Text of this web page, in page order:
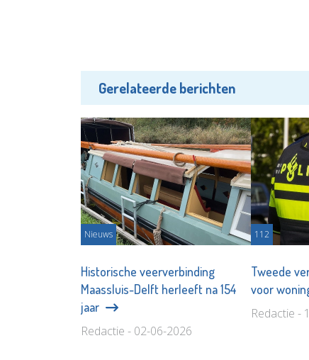
Gerelateerde berichten
Nieuws
Historische veerverbinding
Maassluis-Delft herleeft na 154
jaar
Redactie - 02-06-2026
112
Tweede
voor
Redactie -